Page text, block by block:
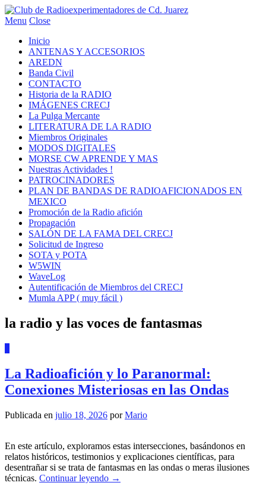
Menu Close
Inicio
ANTENAS Y ACCESORIOS
AREDN
Banda Civil
CONTACTO
Historia de la RADIO
IMÁGENES CRECJ
La Pulga Mercante
LITERATURA DE LA RADIO
Miembros Originales
MODOS DIGITALES
MORSE CW APRENDE Y MAS
Nuestras Actividades !
PATROCINADORES
PLAN DE BANDAS DE RADIOAFICIONADOS EN
MEXICO
Promoción de la Radio afición
Propagación
SALÓN DE LA FAMA DEL CRECJ
Solicitud de Ingreso
SOTA y POTA
W5WIN
WaveLog
Autentificación de Miembros del CRECJ
Mumla APP ( muy fácil )
la radio y las voces de fantasmas
La Radioafición y lo Paranormal:
Conexiones Misteriosas en las Ondas
Publicada en julio 18, 2026 porMario
En este artículo, exploramos estas intersecciones, basándonos en
relatos históricos, testimonios y explicaciones científicas, para
desentrañar si se trata de fantasmas en las ondas o meras ilusiones
técnicas. Continuar leyendo →